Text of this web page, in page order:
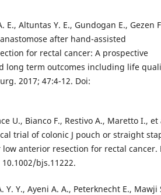
E., Altuntas Y. E., Gundogan E., Gezen
after hand-assisted
for rectal cancer: A prospective
long term outcomes including life
2017; 47:4-12. Doi:
U., Bianco F., Restivo A., Maretto I., et
trial of colonic J pouch or straight
anterior resection for rectal cancer.
bjs.11222.
Y., Ayeni A. A., Peterknecht E., Mawji